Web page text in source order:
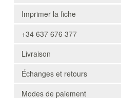
Imprimer la fiche
+34 637 676 377
Livraison
Échanges et retours
Modes de paiement